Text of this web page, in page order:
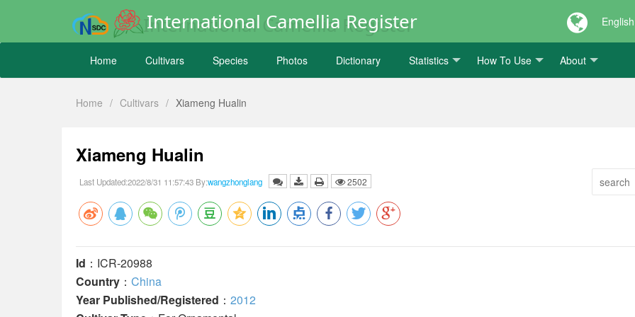
International Camellia Register English
Home Cultivars Species Photos Dictionary Statistics How To Use About
Home / Cultivars / Xiameng Hualin
Xiameng Hualin
Last Updated:2022/8/31 11:57:43 By:wangzhonglang 2502
Id ：ICR-20988
Country ： China
Year Published/Registered ： 2012